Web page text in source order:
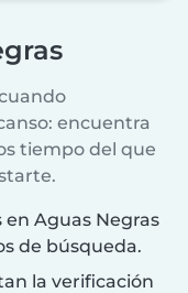
encuentra
tiempo del que
Aguas Negras
de búsqueda.
la verificación